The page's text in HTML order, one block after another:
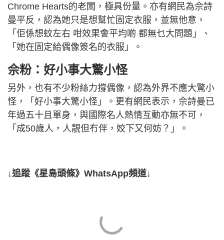
Chrome Hearts的老闆，極具份量。亦有網民為佘詩
曼平反，認為她只是想幫忙固定衣服，並無他意，
「佢係想蚊左右 咁效果會平均啲 都無乜大問題」、
「她在固定給偶像簽名的衣服」。
佘粉：好小事大驚小怪
另外，也有不少粉絲力撐偶像，認為外界不應大驚小
怪，「好小事大驚小怪」。更有網民表示，佘詩曼已
年過五十且單身，與國際名人熱情互動亦無不可，
「成50歲人，人靚但冇伴，姣下又何妨？」。
↓追蹤《星島頭條》WhatsApp頻道↓